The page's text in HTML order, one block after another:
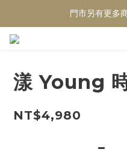
門市另有更多
漾 Young
NT$4,980